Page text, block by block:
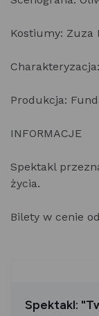
Kostiumy: Zuza
Produkcja:
INFORMACJE
Spektakl
życia.
Bilety w cenie
Spektakl: